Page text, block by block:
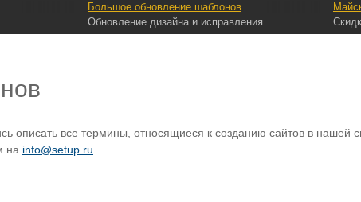
Большое обновление шаблонов
Обновление дизайна и исправления
описать все термины, относящиеся к созданию сайтов в нашей
на info@setup.ru